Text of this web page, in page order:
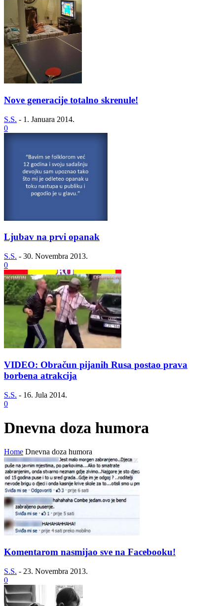
Nove generacije totalno skrenule!
S.S. - 1. Januara 2014.
0
Ljubav na prvi opanak
S.S. - 30. Novembra 2013.
0
VIDEO: Obračun pijanih Rusa postao prava
borbena atrakcija
S.S. - 16. Jula 2014.
0
Dnevna doza humora
Home Dnevna doza humora
Komentarom nasmijao sve na Facebooku!
S.S. - 23. Novembra 2013.
0